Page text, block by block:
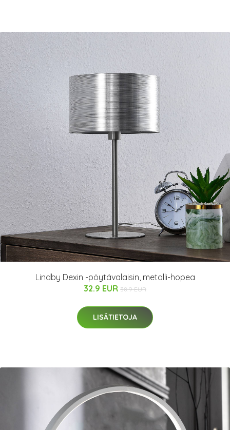
Lindby Dexin -pöytävalaisin, metalli-hopea
32.9 EUR 38.9 EUR
LISÄTIETOJA